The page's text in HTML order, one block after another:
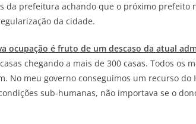
da prefeitura achando que o próximo prefeito
da cidade.
ocupação é fruto de um descaso da atual
chegando a mais de 300 casas. Todos os
No meu governo conseguimos um recurso do
sub-humanas, não importava se o